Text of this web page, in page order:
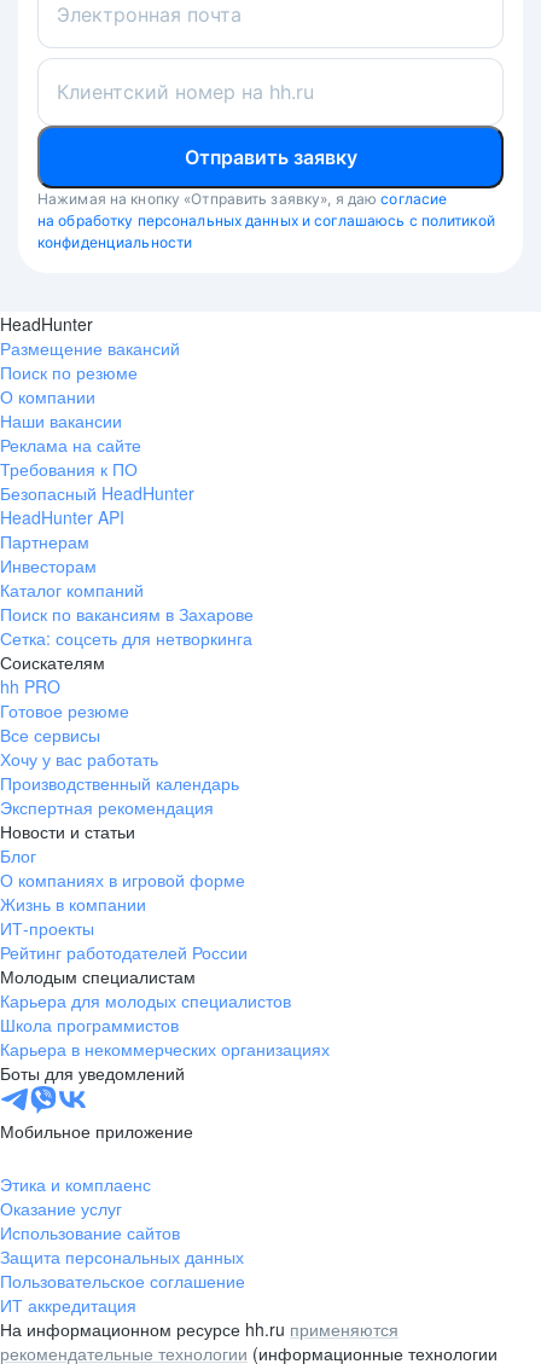
Электронная почта
Клиентский номер на hh.ru
Отправить заявку
Нажимая на кнопку «Отправить заявку», я даю согласие
на обработку персональных данных и соглашаюсь с политикой
конфиденциальности
HeadHunter
Размещение вакансий
Поиск по резюме
О компании
Наши вакансии
Реклама на сайте
Требования к ПО
Безопасный HeadHunter
HeadHunter API
Партнерам
Инвесторам
Каталог компаний
Поиск по вакансиям в Захарове
Сетка: соцсеть для нетворкинга
Соискателям
hh PRO
Готовое резюме
Все сервисы
Хочу у вас работать
Производственный календарь
Экспертная рекомендация
Новости и статьи
Блог
О компаниях в игровой форме
Жизнь в компании
ИТ-проекты
Рейтинг работодателей России
Молодым специалистам
Карьера для молодых специалистов
Школа программистов
Карьера в некоммерческих организациях
Боты для уведомлений
Мобильное приложение
Этика и комплаенс
Оказание услуг
Использование сайтов
Защита персональных данных
Пользовательское соглашение
ИТ аккредитация
На информационном ресурсе hh.ru применяются
рекомендательные технологии (информационные технологии